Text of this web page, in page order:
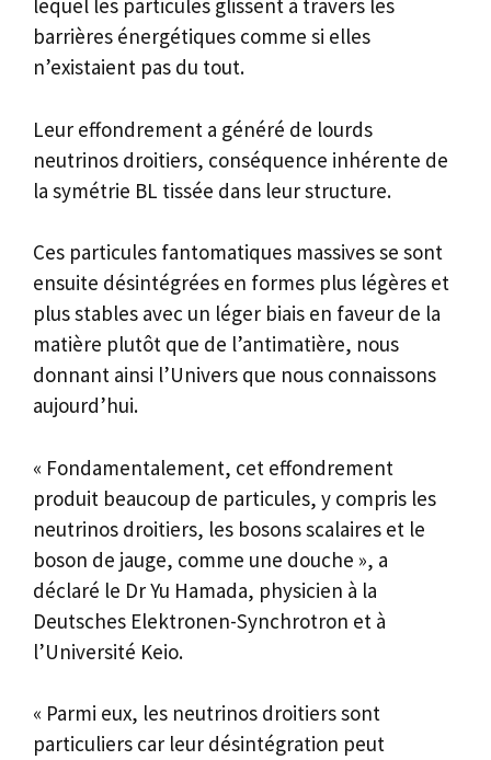
lequel les particules glissent à travers les
barrières énergétiques comme si elles
n’existaient pas du tout.
Leur effondrement a généré de lourds
neutrinos droitiers, conséquence inhérente de
la symétrie BL tissée dans leur structure.
Ces particules fantomatiques massives se sont
ensuite désintégrées en formes plus légères et
plus stables avec un léger biais en faveur de la
matière plutôt que de l’antimatière, nous
donnant ainsi l’Univers que nous connaissons
aujourd’hui.
« Fondamentalement, cet effondrement
produit beaucoup de particules, y compris les
neutrinos droitiers, les bosons scalaires et le
boson de jauge, comme une douche », a
déclaré le Dr Yu Hamada, physicien à la
Deutsches Elektronen-Synchrotron et à
l’Université Keio.
« Parmi eux, les neutrinos droitiers sont
particuliers car leur désintégration peut